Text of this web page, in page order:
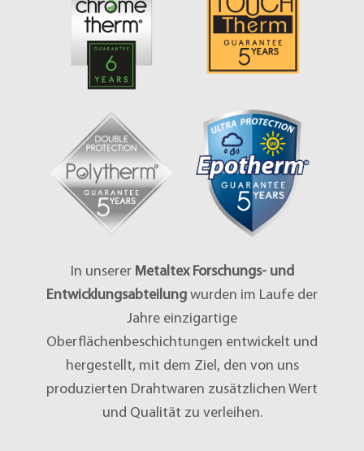
In unserer Metaltex Forschungs- und
Entwicklungsabteilung wurden im Laufe der
Jahre einzigartige
Oberflächenbeschichtungen entwickelt und
hergestellt, mit dem Ziel, den von uns
produzierten Drahtwaren zusätzlichen Wert
und Qualität zu verleihen.